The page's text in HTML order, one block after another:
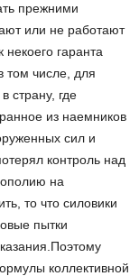
прежними
или не работают
гаранта
том числе, для
страну, где
из наемников
сил и
контроль над
на
то что силовики
пытки
коллективной